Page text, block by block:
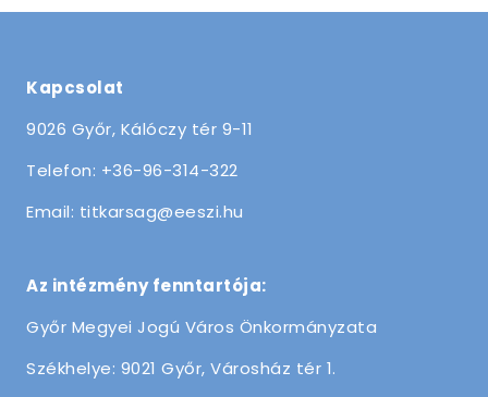
Kapcsolat
9026 Győr, Kálóczy tér 9-11
Telefon: +36-96-314-322
Email: titkarsag@eeszi.hu
Az intézmény fenntartója:
Győr Megyei Jogú Város Önkormányzata
Székhelye: 9021 Győr, Városház tér 1.